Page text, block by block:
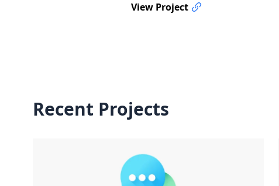
View Project
Recent Projects